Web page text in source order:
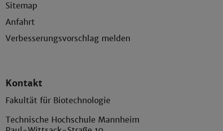
Sitemap
Anfahrt
Verbesserungsvorschlag melden
Kontakt
Fakultät für Biotechnologie
Technische Hochschule Mannheim